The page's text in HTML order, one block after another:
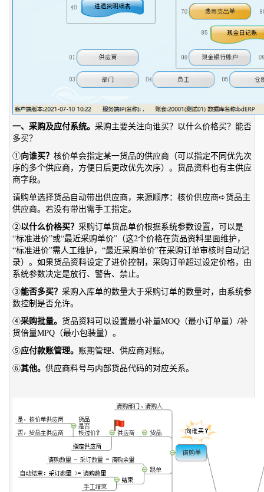
一、采购及应付系统。 采购主要关注向谁买？以什么价格买？能否
多买？
①向谁买？ 核价单会指定某一货品的供应商（可以指定不同优先次
序的多个供应商，方便日后更改优先次序）。货品资料也有主供应
商字段。
请购单选择货品自动带出供应商，来源顺序：核价供应商➪货品主
供应商。若没有带出需手工指定。
②以什么价格买？ 采购订单货品单价根据系统参数设置，可以是
“标准进价”或“最近采购单价”（这2个价格在货品资料里面维护，
“标准进价”需人工维护，“最近采购单价”在采购订单审核时自动记
录）。如果货品资料设定了进价控制，采购订单超过设定价格，由
系统参数决定是放行、警告、禁止。
③能否多买？ 采购入库单的数量大于采购订单的数量时，由系统参
数控制是否允许。
④采购批量。 货品资料可以设置最小补量MOQ（最小订单量）/补
货倍量MPQ（最小包装量）。
⑤应付款账管理。 账期管理、供应商对账。
⑥其他。 供应商料号与内部货品代码的对应关系。